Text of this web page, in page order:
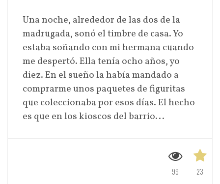
Una noche, alrededor de las dos de la
madrugada, sonó el timbre de casa. Yo
estaba soñando con mi hermana cuando
me despertó. Ella tenía ocho años, yo
diez. En el sueño la había mandado a
comprarme unos paquetes de figuritas
que coleccionaba por esos días. El hecho
es que en los kioscos del barrio...
23
99